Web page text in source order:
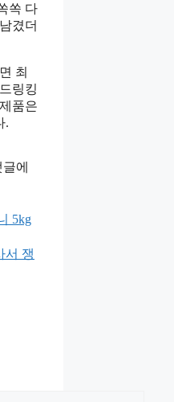
쏙 다
겼더
최
링킹
품은
.
에
5kg
서 쟁